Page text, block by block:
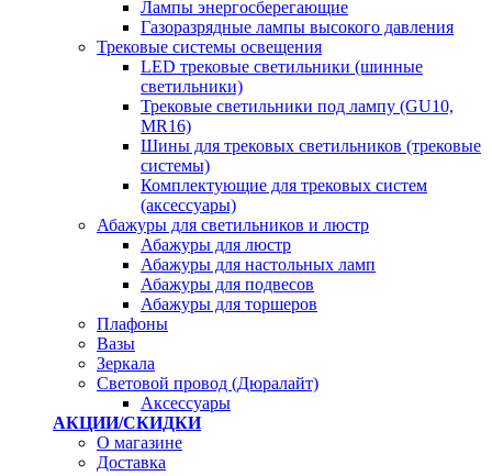
Лампы энергосберегающие
Газоразрядные лампы высокого давления
Трековые системы освещения
LED трековые светильники (шинные
светильники)
Трековые светильники под лампу (GU10,
MR16)
Шины для трековых светильников (трековые
системы)
Комплектующие для трековых систем
(аксессуары)
Абажуры для светильников и люстр
Абажуры для люстр
Абажуры для настольных ламп
Абажуры для подвесов
Абажуры для торшеров
Плафоны
Вазы
Зеркала
Световой провод (Дюралайт)
Аксессуары
АКЦИИ/СКИДКИ
О магазине
Доставка